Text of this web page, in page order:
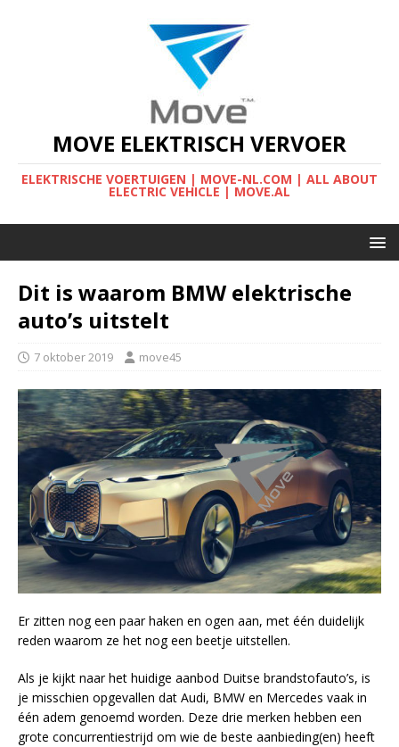
MOVE ELEKTRISCH VERVOER
ELEKTRISCHE VOERTUIGEN | MOVE-NL.COM | ALL ABOUT
ELECTRIC VEHICLE | MOVE.AL
Dit is waarom BMW elektrische
auto’s uitstelt
7 oktober 2019 move45
Er zitten nog een paar haken en ogen aan, met één duidelijk
reden waarom ze het nog een beetje uitstellen.
Als je kijkt naar het huidige aanbod Duitse brandstofauto’s, is
je misschien opgevallen dat Audi, BMW en Mercedes vaak in
één adem genoemd worden. Deze drie merken hebben een
grote concurrentiestrijd om wie de beste aanbieding(en) heeft